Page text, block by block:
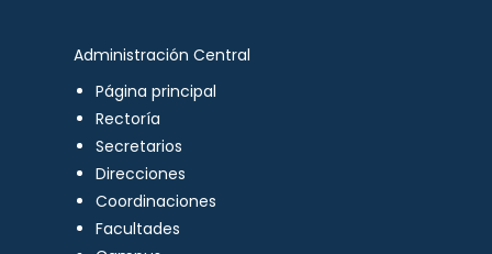
Administración Central
Página principal
Rectoría
Secretarios
Direcciones
Coordinaciones
Facultades